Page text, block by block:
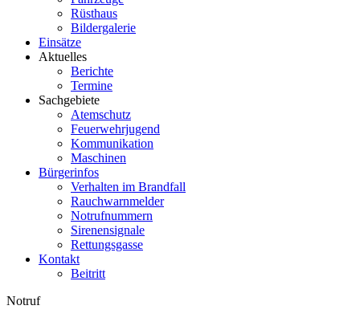
Rüsthaus
Bildergalerie
Einsätze
Aktuelles
Berichte
Termine
Sachgebiete
Atemschutz
Feuerwehrjugend
Kommunikation
Maschinen
Bürgerinfos
Verhalten im Brandfall
Rauchwarnmelder
Notrufnummern
Sirenensignale
Rettungsgasse
Kontakt
Beitritt
Notruf